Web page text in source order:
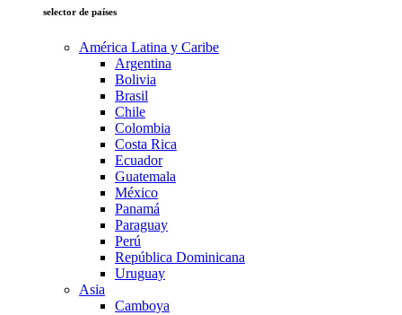
selector de países
América Latina y Caribe
Argentina
Bolivia
Brasil
Chile
Colombia
Costa Rica
Ecuador
Guatemala
México
Panamá
Paraguay
Perú
República Dominicana
Uruguay
Asia
Camboya